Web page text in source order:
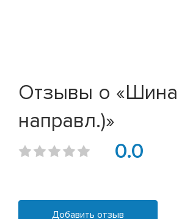
Отзывы о «Шина
направл.)»
0.0
Добавить отзыв